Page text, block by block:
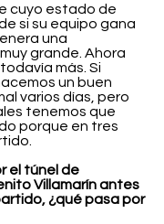
cuyo estado de
si su equipo gana
una
grande. Ahora
más. Si
un buen
varios días, pero
tenemos que
porque en tres
el túnel de
Villamarín antes
¿qué pasa por